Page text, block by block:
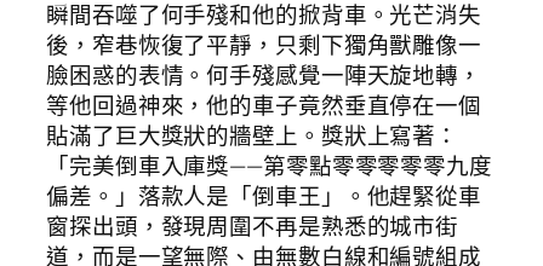
瞬間吞噬了何手殘和他的掀背車。光芒消失
後，窄巷恢復了平靜，只剩下獨角獸雕像一
臉困惑的表情。何手殘感覺一陣天旋地轉，
等他回過神來，他的車子竟然垂直停在一個
貼滿了巨大獎狀的牆壁上。獎狀上寫著：
「完美倒車入庫獎——第零點零零零零零九度
偏差。」落款人是「倒車王」。他趕緊從車
窗探出頭，發現周圍不再是熟悉的城市街
道，而是一望無際、由無數白線和編號組成